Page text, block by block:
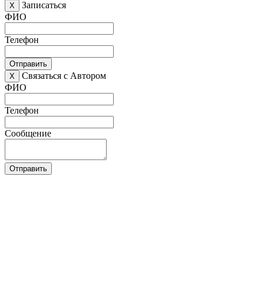
X
Записаться
ФИО
Телефон
Отправить
X
Связаться с Автором
ФИО
Телефон
Сообщение
Отправить